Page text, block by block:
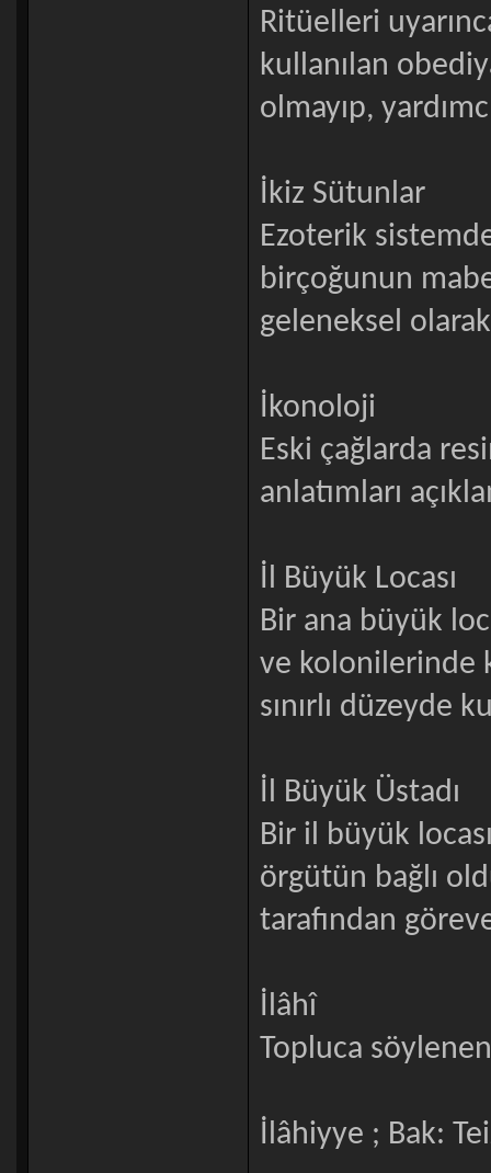
Ritüelleri
kullanılan
olmayıp,
İkiz Sütunlar
Ezoterik
birçoğunun
geleneksel
İkonoloji
Eski çağlarda
anlatımları
İl Büyük Locası
Bir ana büyük
ve kolonilerinde
sınırlı düzeyde
İl Büyük Üstadı
Bir il büyük
örgütün bağlı
tarafından
İlâhî
Topluca
İlâhiyye ; Bak: